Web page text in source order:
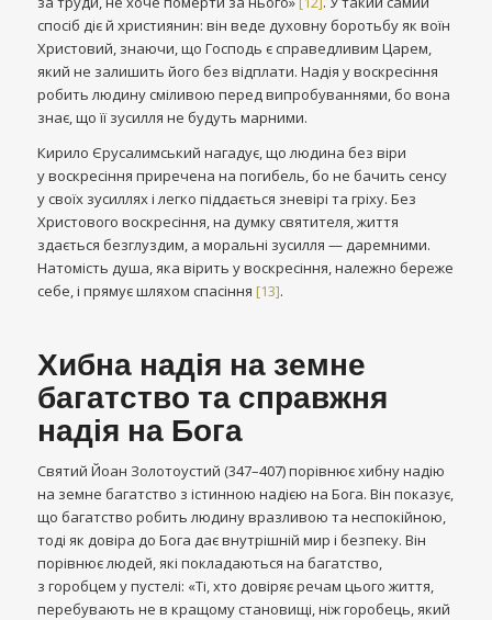
спосіб діє й християнин: він веде духовну боротьбу як воїн
Христовий, знаючи, що Господь є справедливим Царем,
який не залишить його без відплати. Надія у воскресіння
робить людину сміливою перед випробуваннями, бо вона
знає, що її зусилля не будуть марними.
Кирило Єрусалимський нагадує, що людина без віри
у воскресіння приречена на погибель, бо не бачить сенсу
у своїх зусиллях і легко піддається зневірі та гріху. Без
Христового воскресіння, на думку святителя, життя
здається безглуздим, а моральні зусилля — даремними.
Натомість душа, яка вірить у воскресіння, належно береже
себе, і прямує шляхом спасіння [13].
Хибна надія на земне
багатство та справжня
надія на Бога
Святий Йоан Золотоустий (347–407) порівнює хибну надію
на земне багатство з істинною надією на Бога. Він показує,
що багатство робить людину вразливою та неспокійною,
тоді як довіра до Бога дає внутрішній мир і безпеку. Він
порівнює людей, які покладаються на багатство,
з горобцем у пустелі: «Ті, хто довіряє речам цього життя,
перебувають не в кращому становищі, ніж горобець, який